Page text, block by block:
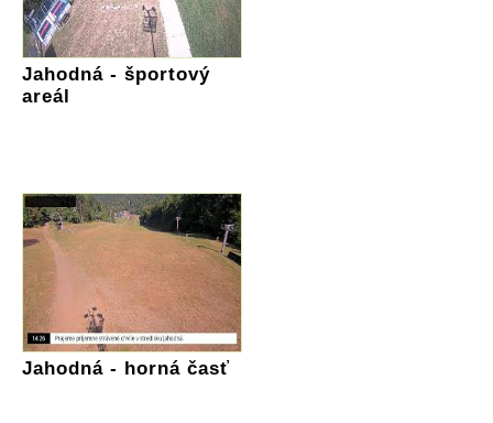
Jahodná - športový
areál
Jahodná - horná časť